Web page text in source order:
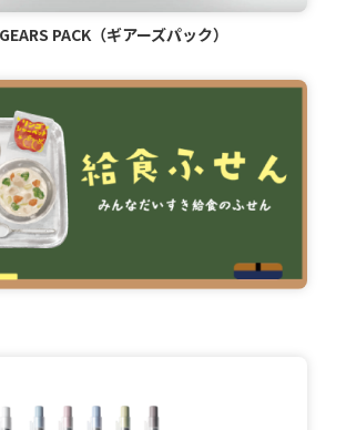
PACK（ギアーズパック）